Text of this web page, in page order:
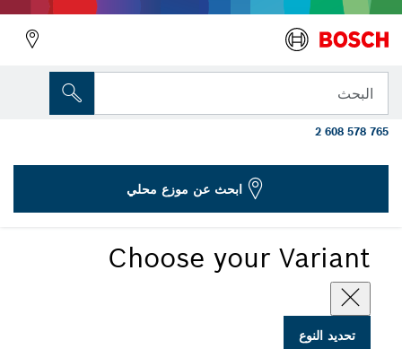
البحث
Choose your Variant
تحديد النوع
المتغير الذي اخترته
11 قطعة مجموعة لقم الثقب المختلطة SDS
plus
2 608 578 765
ابحث عن موزع محلي